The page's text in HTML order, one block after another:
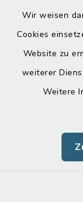
Wir weisen
Cookies
Website zu
weiterer
Weitere
Am